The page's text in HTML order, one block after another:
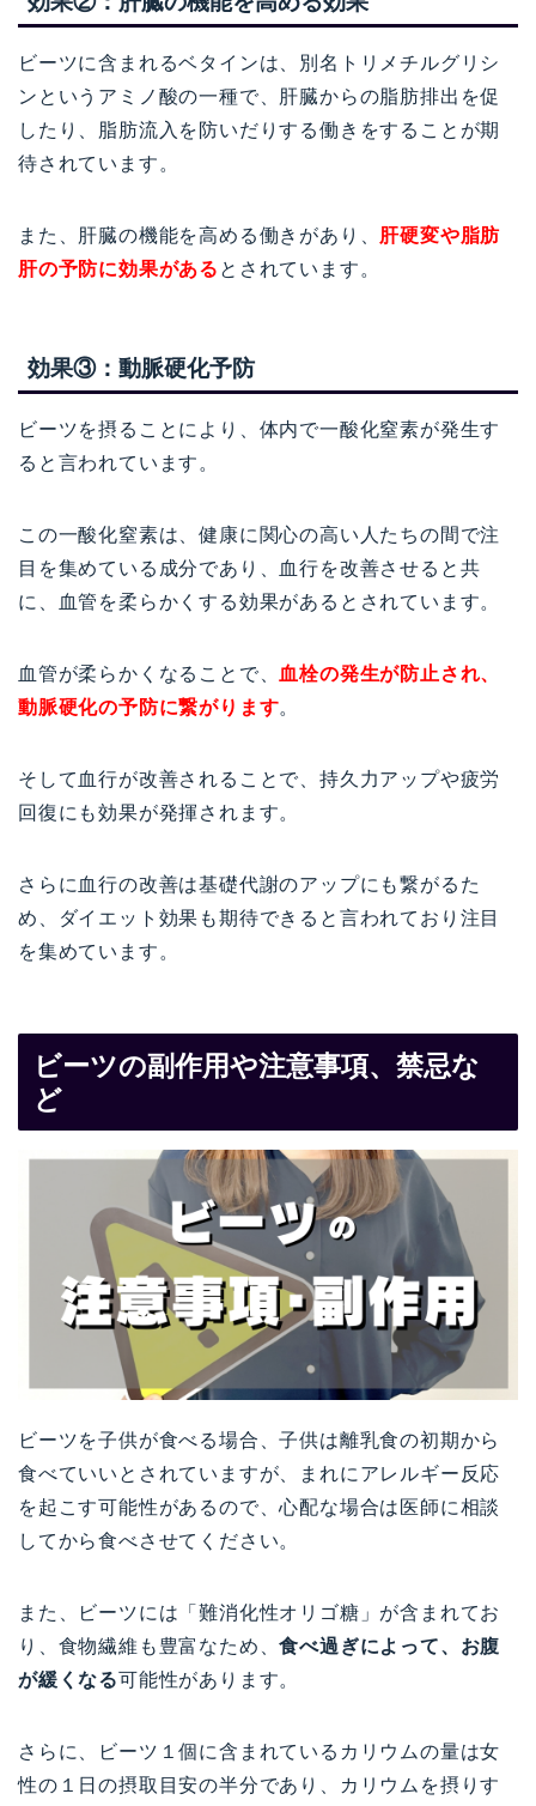
ビーツに含まれるベタインは、別名トリメチルグリシ
ンというアミノ酸の一種で、肝臓からの脂肪排出を促
したり、脂肪流入を防いだりする働きをすることが期
待されています。
また、肝臓の機能を高める働きがあり、 肝硬変や脂肪
肝の予防に効果がある とされています。
効果③：動脈硬化予防
ビーツを摂ることにより、体内で一酸化窒素が発生す
ると言われています。
この一酸化窒素は、健康に関心の高い人たちの間で注
目を集めている成分であり、血行を改善させると共
に、血管を柔らかくする効果があるとされています。
血管が柔らかくなることで、 血栓の発生が防止され、
動脈硬化の予防に繋がります。
そして血行が改善されることで、持久力アップや疲労
回復にも効果が発揮されます。
さらに血行の改善は基礎代謝のアップにも繋がるた
め、ダイエット効果も期待できると言われており注目
を集めています。
ビーツの副作用や注意事項、禁忌な
ど
ビーツを子供が食べる場合、子供は離乳食の初期から
食べていいとされていますが、まれにアレルギー反応
を起こす可能性があるので、心配な場合は医師に相談
してから食べさせてください。
また、ビーツには「難消化性オリゴ糖」が含まれてお
り、食物繊維も豊富なため、食べ過ぎによって、お腹
が緩くなる可能性があります。
さらに、ビーツ１個に含まれているカリウムの量は女
性の１日の摂取目安の半分であり、カリウムを摂りす